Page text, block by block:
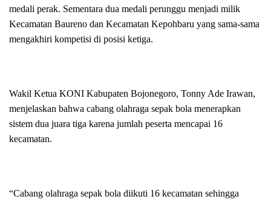
medali perak. Sementara dua medali perunggu menjadi milik
Kecamatan Baureno dan Kecamatan Kepohbaru yang sama-sama
mengakhiri kompetisi di posisi ketiga.
Wakil Ketua KONI Kabupaten Bojonegoro, Tonny Ade Irawan,
menjelaskan bahwa cabang olahraga sepak bola menerapkan
sistem dua juara tiga karena jumlah peserta mencapai 16
kecamatan.
“Cabang olahraga sepak bola diikuti 16 kecamatan sehingga